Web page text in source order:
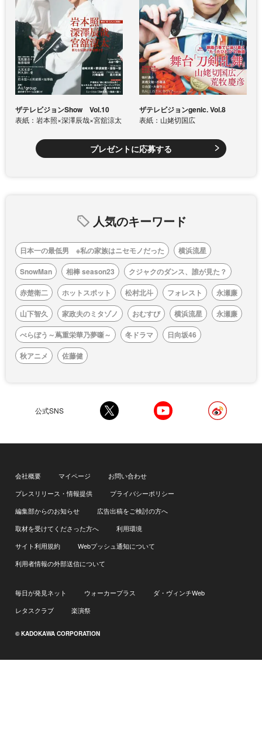
ザテレビジョンShow Vol.10
表紙：岩本照×深澤辰哉×宮舘涼太
ザテレビジョンgenic. Vol.8
表紙：山姥切国広
プレゼントに応募する
人気のキーワード
日本一の最低男 ※私の家族はニセモノだった
横浜流星
SnowMan
相棒 season23
クジャクのダンス、誰が見た？
赤楚衛二
ホットスポット 松村北斗 フォレスト
永瀬廉
山下智久
家政夫のミタゾノ おむすび 横浜流星
永瀬廉
べらぼう～蔦重栄華乃夢噺～
冬ドラマ
日向坂46
秋アニメ
佐藤健
公式SNS
会社概要 マイページ
お問い合わせ
プレスリリース・情報提供
プライバシーポリシー
編集部からのお知らせ
広告出稿をご検討の方へ
取材を受けてくださった方へ
利用環境
サイト利用規約
Webプッシュ通知について
利用者情報の外部送信について
毎日が発見ネット ウォーカープラス
ダ・ヴィンチWeb
レタスクラブ
楽演祭
© KADOKAWA CORPORATION